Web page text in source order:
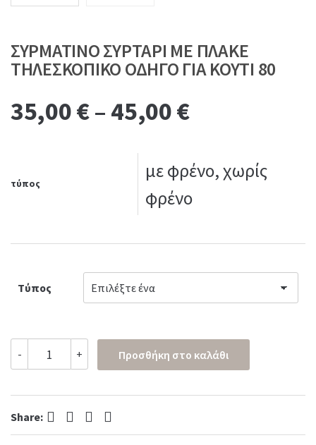
ΣΥΡΜΑΤΙΝΟ ΣΥΡΤΑΡΙ ΜΕ ΠΛΑΚΕ
ΤΗΛΕΣΚΟΠΙΚΟ ΟΔΗΓΟ ΓΙΑ ΚΟΥΤΙ 80
35,00€– 45,00€
τύπος
με φρένο, χωρίς
φρένο
Τύπος
-
ΣΥΡΤΑΡΙ
ΜΕ
ΟΔΗΓΟ
+ Προσθήκη στο καλάθι
Share: Facebook Twitter Pinterest LinkedIn